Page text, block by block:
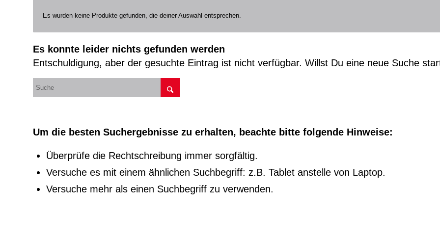
Es wurden keine Produkte gefunden, die deiner Auswahl entsprechen.
Es konnte leider nichts gefunden werden
Entschuldigung, aber der gesuchte Eintrag ist nicht verfügbar. Willst Du eine neue Suche
Um die besten Suchergebnisse zu erhalten, beachte bitte folgende Hinweise:
Überprüfe die Rechtschreibung immer sorgfältig.
Versuche es mit einem ähnlichen Suchbegriff: z.B. Tablet anstelle von Laptop.
Versuche mehr als einen Suchbegriff zu verwenden.